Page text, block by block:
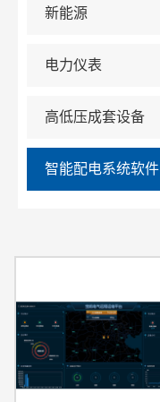
新能源
电力仪表
高低压成套设备
智能配电系统软件